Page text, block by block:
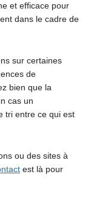
et efficace pour
dans le cadre de
sur certaines
de
bien que la
cas un
tri entre ce qui est
ou des sites à
est là pour